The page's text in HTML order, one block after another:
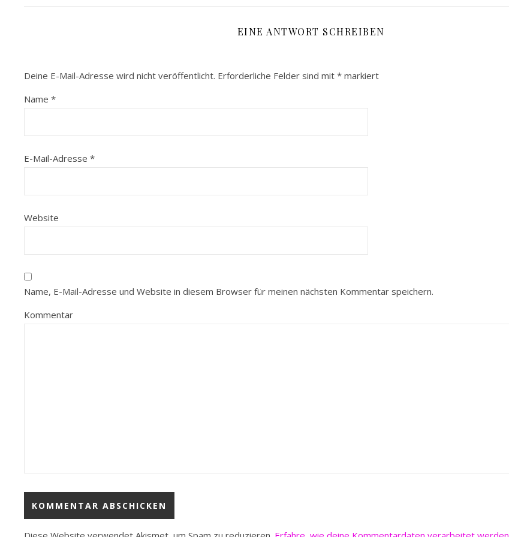
EINE ANTWORT SCHREIBEN
Deine E-Mail-Adresse wird nicht veröffentlicht. Erforderliche Felder sind mit * markiert
Name *
E-Mail-Adresse *
Website
Name, E-Mail-Adresse und Website in diesem Browser für meinen nächsten Kommentar speichern.
Kommentar